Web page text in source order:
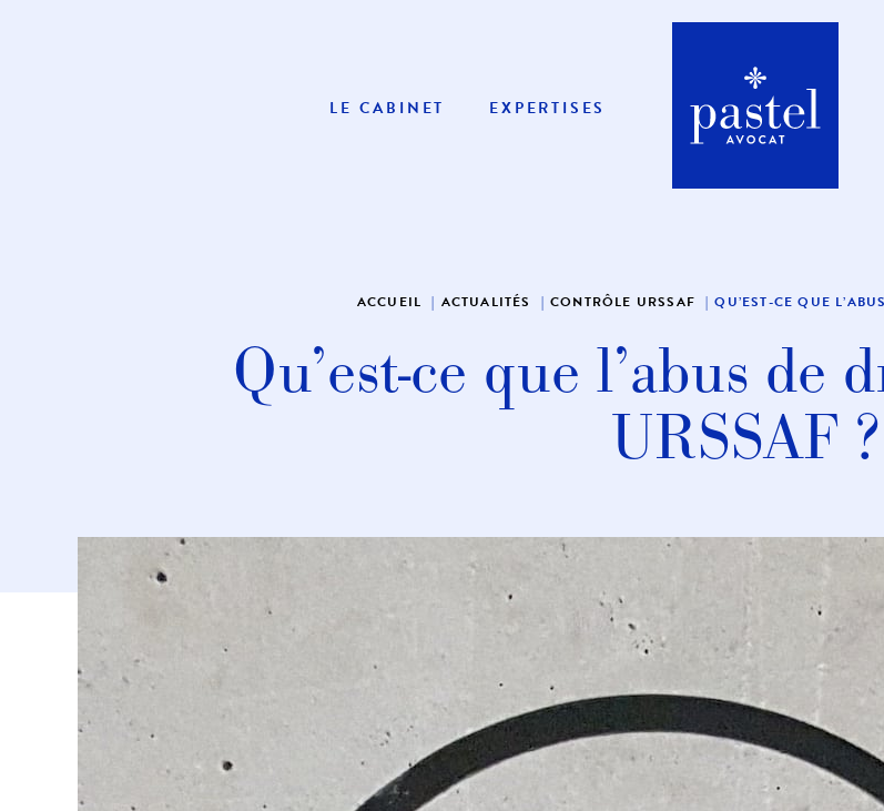
LE CABINET EXPERTISES
ACCUEIL ACTUALITÉS CONTRÔLE URSSAF QU’EST-CE QUE
Qu’est-ce que l’abus de
URSSAF ?